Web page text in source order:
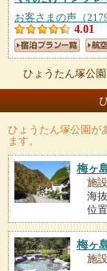
お客さまの声（2179
4.01
ひょうたん塚公
ひょうたん塚公園 が
ます。
梅ヶ
施
海
位
梅ヶ
施